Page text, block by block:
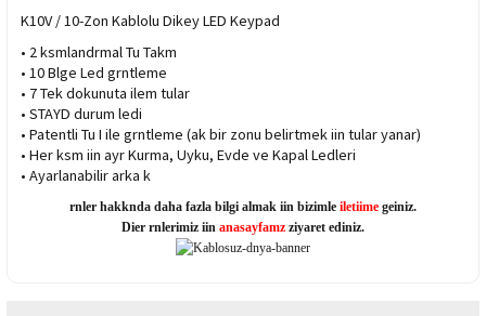
K10V / 10-Zon Kablolu Dikey LED Keypad
• 2 ksmlandrmal Tu Takm
• 10 Blge Led grntleme
• 7 Tek dokunuta ilem tular
• STAYD durum ledi
• Patentli Tu I ile grntleme (ak bir zonu belirtmek iin tular yanar)
• Her ksm iin ayr Kurma, Uyku, Evde ve Kapal Ledleri
• Ayarlanabilir arka k
rnler hakknda daha fazla bilgi almak iin bizimle iletiime geiniz.
Dier rnlerimiz iin anasayfamz ziyaret ediniz.